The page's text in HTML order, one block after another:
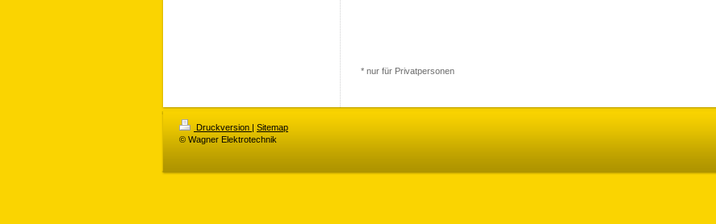
* nur für Privatpersonen
Druckversion | Sitemap
© Wagner Elektrotechnik